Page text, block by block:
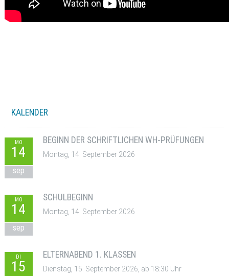
KALENDER
MO
14
sep
BEGINN DER SCHRIFTLICHEN WH-PRÜFUNGEN
Montag, 14. September 2026
MO
14
sep
SCHULBEGINN
Montag, 14. September 2026
DI
15
ELTERNABEND 1. KLASSEN
Dienstag, 15. September 2026, ab 18:30 Uhr